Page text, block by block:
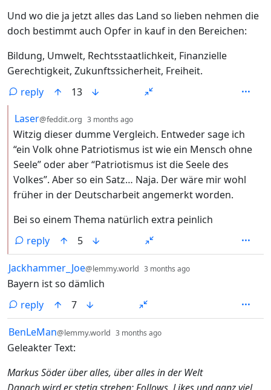
Und wo die ja jetzt alles das Land so lieben nehmen die
doch bestimmt auch Opfer in kauf in den Bereichen:
Bildung, Umwelt, Rechtsstaatlichkeit, Finanzielle
Gerechtigkeit, Zukunftssicherheit, Freiheit.
reply
13
by
Laser@feddit.org 3 months ago
Witzig dieser dumme Vergleich. Entweder sage ich
“ein Volk ohne Patriotismus ist wie ein Mensch ohne
Seele” oder aber “Patriotismus ist die Seele des
Volkes”. Aber so ein Satz… Naja. Der wäre mir wohl
früher in der Deutscharbeit angemerkt worden.
Bei so einem Thema natürlich extra peinlich
reply
5
by
Jackhammer_Joe@lemmy.world 3 months ago
Bayern ist so dämlich
reply
7
by
BenLeMan@lemmy.world 3 months ago
Geleakter Text:
Markus Söder über alles, über alles in der Welt